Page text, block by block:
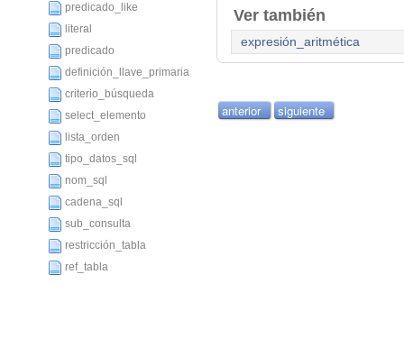
predicado_like
literal
predicado
definición_llave_primaria
criterio_búsqueda
select_elemento
lista_orden
tipo_datos_sql
nom_sql
cadena_sql
sub_consulta
restricción_tabla
ref_tabla
Ver también
expresión_aritmética
anterior siguiente